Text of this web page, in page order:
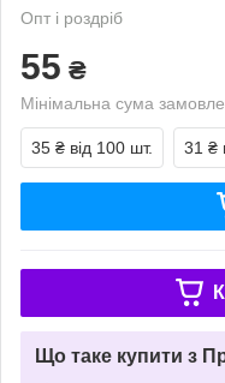
Опт і роздріб
55 ₴
Мінімальна сума
35 ₴ від 100 шт. 31 ₴
Що таке купити з